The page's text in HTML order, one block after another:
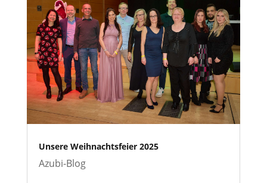
Unsere Weihnachtsfeier 2025
Azubi-Blog